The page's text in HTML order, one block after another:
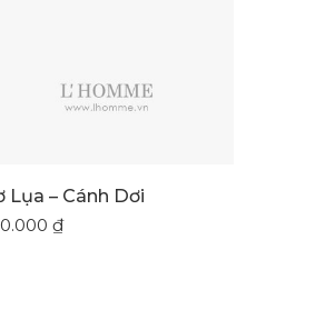
Lụa – Cánh Dơi
₫